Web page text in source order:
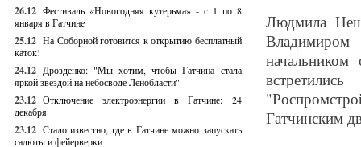
26.12 Фестиваль «Новогодняя кутерьма» - с 1 по 8
января в Гатчине
25.12 На Соборной готовится к открытию бесплатный
каток!
24.12 Дрозденко: "Мы хотим, чтобы Гатчина стала
яркой звездой на небосводе Ленобласти"
23.12 Отключение электроэнергии в Гатчине: 24
декабря
23.12 Стало известно, где в Гатчине можно запускать
салюты и фейерверки
Людмила
Владимиром
Гатчинским